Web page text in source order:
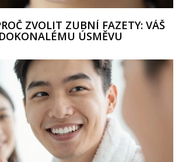
ZVOLIT ZUBNÍ FAZETY: VÁŠ
ÚSMĚVU